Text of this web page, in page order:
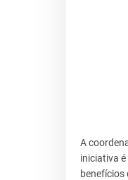
A
iniciativa
benefícios